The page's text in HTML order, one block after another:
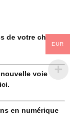
de votre choix
voie
en numérique
EUR